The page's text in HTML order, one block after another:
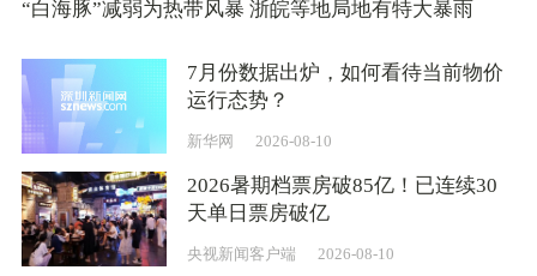
“白海豚”减弱为热带风暴 浙皖等地局地有特大暴雨
7月份数据出炉，如何看待当前物价
运行态势？
新华网 2026-08-10
2026暑期档票房破85亿！已连续30
天单日票房破亿
央视新闻客户端 2026-08-10